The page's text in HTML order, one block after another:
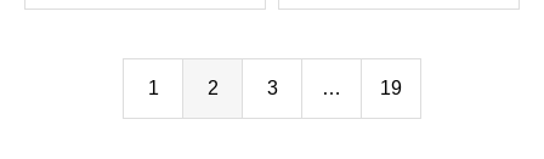
1 2 3 … 19